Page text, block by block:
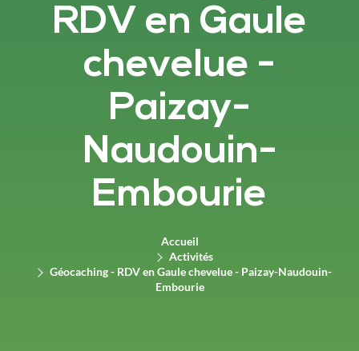
RDV en Gaule
chevelue -
Paizay-
Naudouin-
Embourie
Accueil
Activités
Géocaching - RDV en Gaule chevelue - Paizay-Naudouin-
Embourie